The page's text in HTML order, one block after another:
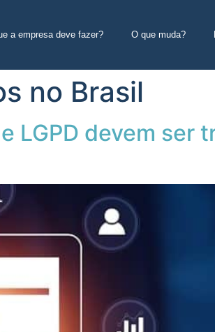
a empresa deve fazer? O que muda?
no Brasil
LGPD devem ser